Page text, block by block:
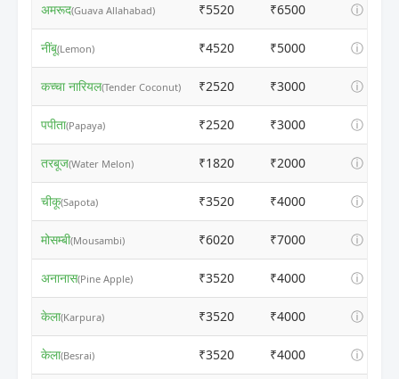
अमरूद(Guava Allahabad) ₹5520 ₹6500 ⓘ
नींबू(Lemon) ₹4520 ₹5000 ⓘ
कच्चा नारियल(Tender Coconut) ₹2520 ₹3000 ⓘ
पपीता(Papaya) ₹2520 ₹3000 ⓘ
तरबूज(Water Melon) ₹1820 ₹2000 ⓘ
चीकू(Sapota) ₹3520 ₹4000 ⓘ
मोसम्बी(Mousambi) ₹6020 ₹7000 ⓘ
अनानास(Pine Apple) ₹3520 ₹4000 ⓘ
केला(Karpura) ₹3520 ₹4000 ⓘ
केला(Besrai) ₹3520 ₹4000 ⓘ